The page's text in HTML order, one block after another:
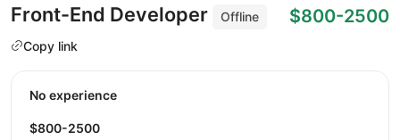
Front-End Developer
Offline
Copy link
$800-2500
No experience
$800-2500